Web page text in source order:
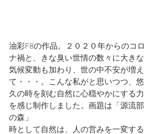
油彩F8の作品。２０２０年からのコロ
ナ禍と、きな臭い世情の数々に大きな
気候変動も加わり、世の中不安が増え
て・・・。こんな私がと思いつつ、悠
久の時を刻む自然に心穏やかにする力
を感じ制作しました。画題は「源流部
の森」
時として自然は、人の営みを一変する